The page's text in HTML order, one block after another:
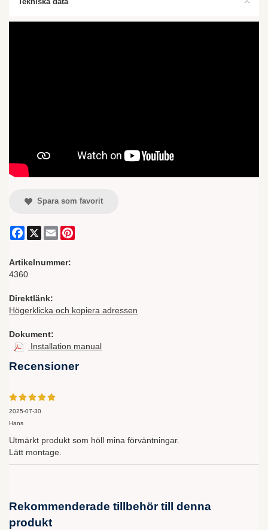
Spara som favorit
Facebook
X Email
Artikelnummer:
4360
Direktlänk:
Högerklicka och kopiera adressen
Dokument:
Installation manual
Recensioner
2025-07-30
Hans
Utmärkt produkt som höll mina förväntningar.
Lätt montage.
Rekommenderade tillbehör till denna
produkt